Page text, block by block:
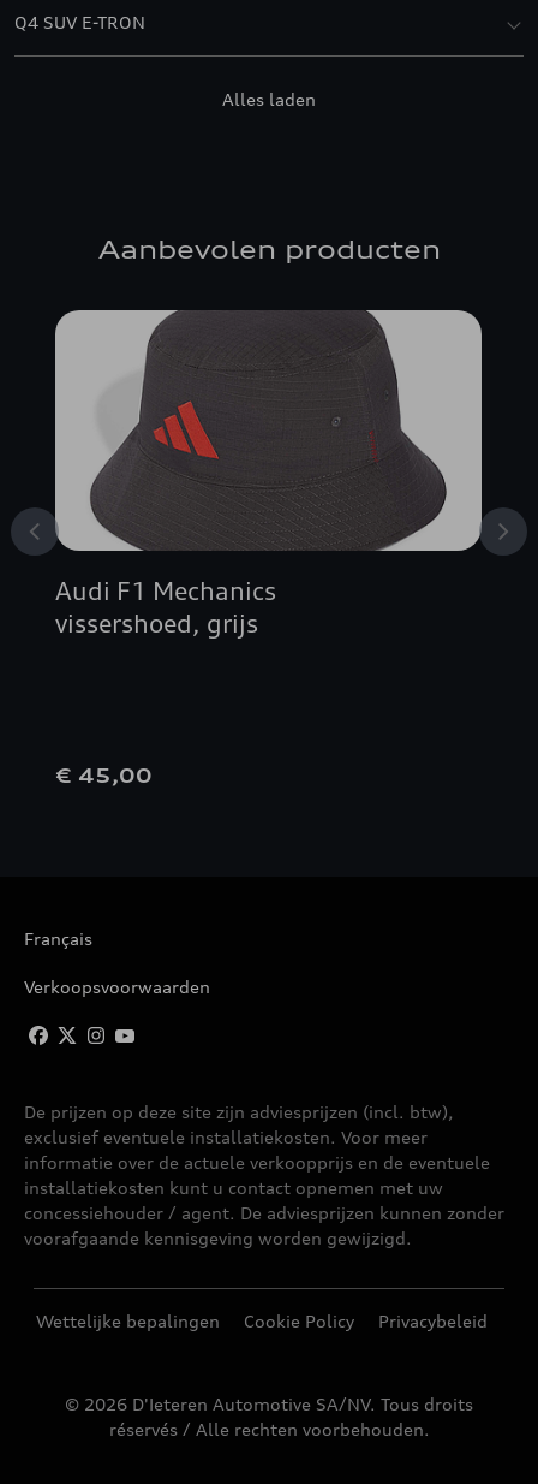
Q4 SUV E-TRON
Alles laden
Aanbevolen producten
Audi F1 Mechanics
vissershoed, grijs
€ 45,00
Français
Verkoopsvoorwaarden
De prijzen op deze site zijn adviesprijzen (incl. btw),
exclusief eventuele installatiekosten. Voor meer
informatie over de actuele verkoopprijs en de eventuele
installatiekosten kunt u contact opnemen met uw
concessiehouder / agent. De adviesprijzen kunnen zonder
voorafgaande kennisgeving worden gewijzigd.
Wettelijke bepalingen Cookie Policy Privacybeleid
© 2026 D'Ieteren Automotive SA/NV. Tous droits
réservés / Alle rechten voorbehouden.